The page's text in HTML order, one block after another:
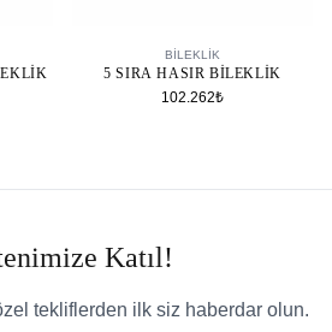
BİLEKLİK
5 SIRA HASIR BILEKLIK
102.262₺
Katıl!
tekliflerden ilk siz haberdar olun.